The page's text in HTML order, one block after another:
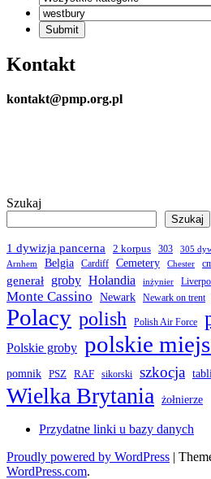
Kontakt
kontakt@pmp.org.pl
Szukaj
Szukaj
1 dywizja pancerna 2 korpus 303 305
Arnhem Belgia Cardiff Cemetery Chester
generał
groby Holandia inżynier
Monte Cassino Newark Newark on trent
Polacy polish Polish Air Force
Polskie groby polskie
pomnik PSZ RAF sikorski szkocja
Wielka Brytania żołnierze
Przydatne linki u bazy danych
Proudly powered by WordPress |
WordPress.com.